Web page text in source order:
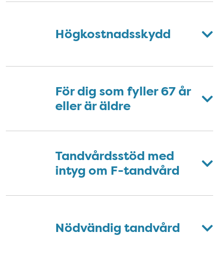
Högkostnadsskydd
För dig som fyller 67 år
eller är äldre
Tandvårdsstöd med
intyg om F-tandvård
Nödvändig tandvård